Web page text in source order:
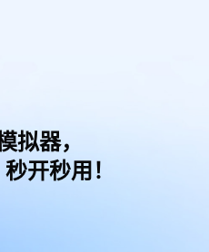
拟器，
开秒用！